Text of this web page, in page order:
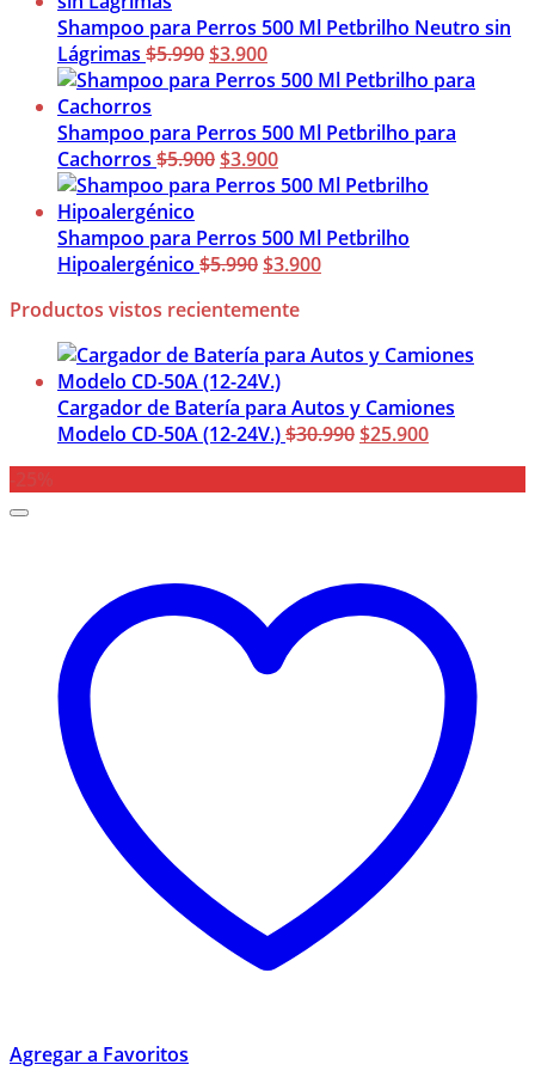
era:
$29.990.
es:
$21.900.
Shampoo para Perros 500 Ml Petbrilho Neutro sin
Lágrimas $5.990El
precio
era:
$5.990.
$3.900El
precio
es:
$3.900.
Shampoo para Perros 500 Ml Petbrilho para
Cachorros $5.900El
precio
era:
$5.900.
$3.900El
precio
es:
$3.900.
Shampoo para Perros 500 Ml Petbrilho
Hipoalergénico $5.990El
original
$5.990.
$3.900El
$3.900.
Productos vistos recientemente
Cargador de Batería para Autos y Camiones
Modelo CD-50A (12-24V.)$30.990El
$25.900El
Agregar a Favoritos